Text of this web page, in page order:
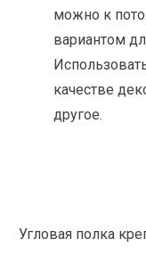
можно к
вариантом
качестве
другое.
Угловая полка